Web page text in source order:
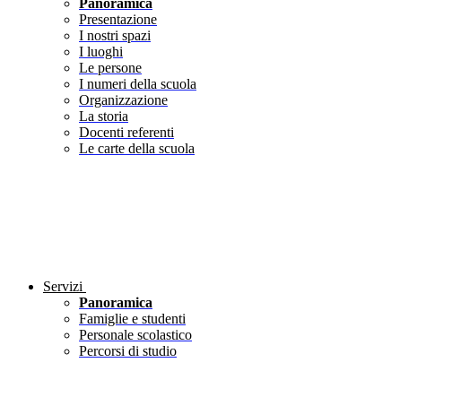
Panoramica
Presentazione
I nostri spazi
I luoghi
Le persone
I numeri della scuola
Organizzazione
La storia
Docenti referenti
Le carte della scuola
Servizi
Panoramica
Famiglie e studenti
Personale scolastico
Percorsi di studio